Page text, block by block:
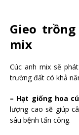
Gieo
mix
Cúc anh mix sẽ
trường đất có khả
– Hạt giống hoa
lượng cao sẽ giúp
sâu bệnh tấn công.